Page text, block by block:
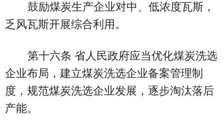
鼓励煤炭生产企业对中、低浓度瓦斯，
乏风瓦斯开展综合利用。
第十六条 省人民政府应当优化煤炭洗选
企业布局，建立煤炭洗选企业备案管理制
度，规范煤炭洗选企业发展，逐步淘汰落后
产能。